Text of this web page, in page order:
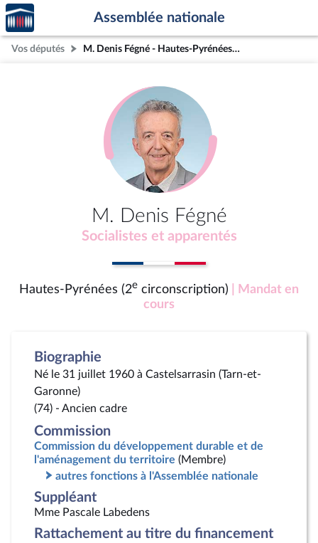
Aller au contenu
Aller en bas de la page
Accèder
à la
page
d'accueil
Assemblée nationale
Vos députés M. Denis Fégné - Hautes-Pyrénées (2e circonscription)
M. Denis Fégné
Socialistes et apparentés
Hautes-Pyrénées (2e circonscription)
| Mandat en
cours
Biographie
Né le 31 juillet 1960 à Castelsarrasin (Tarn-et-
Garonne)
(74) - Ancien cadre
Commission
Commission du développement durable et de
l'aménagement du territoire (Membre)
autres fonctions à l'Assemblée nationale
Suppléant
Mme Pascale Labedens
Rattachement au titre du financement